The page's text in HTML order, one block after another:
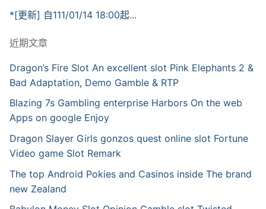
*[更新] 自111/01/14 18:00起...
近期文章
Dragon’s Fire Slot An excellent slot Pink Elephants 2 &
Bad Adaptation, Demo Gamble & RTP
Blazing 7s Gambling enterprise Harbors On the web
Apps on google Enjoy
Dragon Slayer Girls gonzos quest online slot Fortune
Video game Slot Remark
The top Android Pokies and Casinos inside The brand
new Zealand